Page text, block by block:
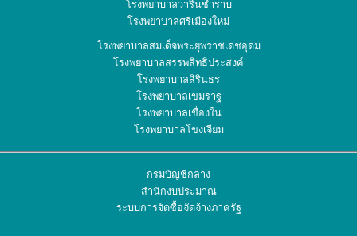
โรงพยาบาลวารินชำราบ
โรงพยาบาลศรีเมืองใหม่
โรงพยาบาลสมเด็จพระยุพราชเดชอุดม
โรงพยาบาลสรรพสิทธิประสงค์
โรงพยาบาลสิรินธร
โรงพยาบาลเขมราฐ
โรงพยาบาลเขื่องใน
โรงพยาบาลโขงเจียม
กรมบัญชีกลาง
สำนักงบประมาณ
ระบบการจัดซื้อจัดจ้างภาครัฐ